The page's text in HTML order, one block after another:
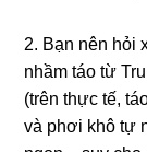
2. Bạn nên hỏi
nhầm táo từ
(trên thực tế,
và phơi khô tự